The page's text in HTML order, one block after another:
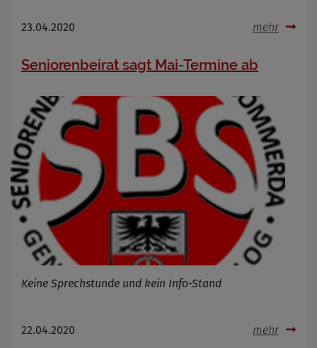
23.04.2020 mehr
Seniorenbeirat sagt Mai-Termine ab
Keine Sprechstunde und kein Info-Stand
22.04.2020 mehr